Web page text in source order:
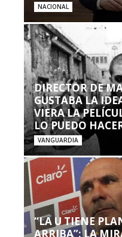
NACIONAL
DIRECTOR DE
GUSTABA LA
VIERA LA
LO PUEDO
VANGUARDIA
“LA U TIENE
ARRIBA”: LA